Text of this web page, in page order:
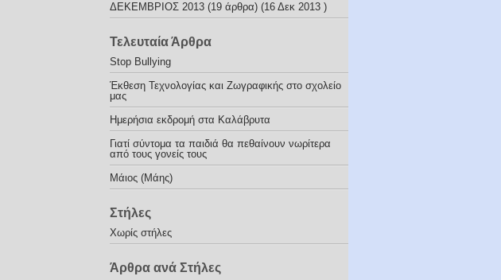
ΔΕΚΕΜΒΡΙΟΣ 2013 (19 άρθρα) (16 Δεκ 2013 )
Τελευταία Άρθρα
Stop Bullying
Έκθεση Τεχνολογίας και Ζωγραφικής στο σχολείο
μας
Ημερήσια εκδρομή στα Καλάβρυτα
Γιατί σύντομα τα παιδιά θα πεθαίνουν νωρίτερα
από τους γονείς τους
Μάιος (Μάης)
Στήλες
Χωρίς στήλες
Άρθρα ανά Στήλες